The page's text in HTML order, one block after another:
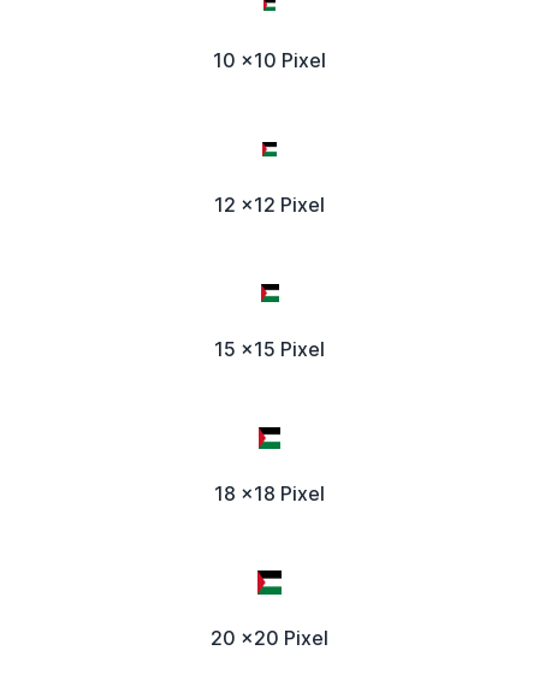
10 x10 Pixel
12 x12 Pixel
15 x15 Pixel
18 x18 Pixel
20 x20 Pixel